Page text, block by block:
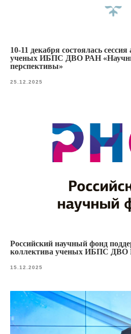
10-11 декабря состоялась
ученых ИБПС ДВО РАН
перспективы»
25.12.2025
Российский научный фонд
коллектива ученых ИБПС ДВО
15.12.2025